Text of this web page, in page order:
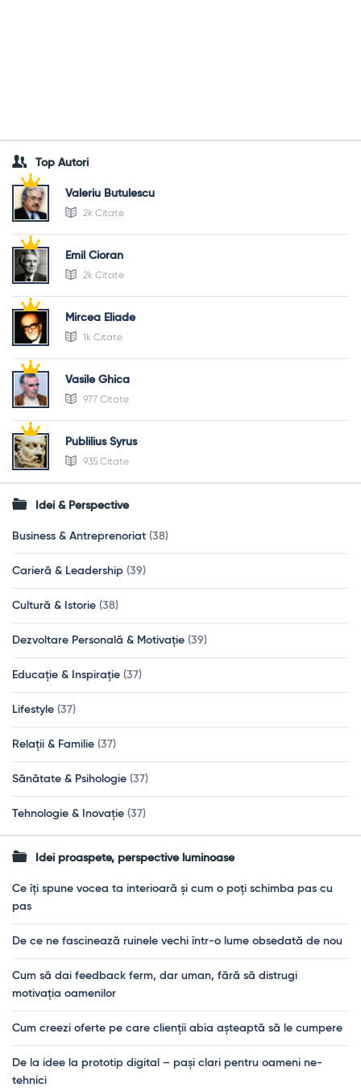
Top Autori
Valeriu Butulescu
2k Citate
Emil Cioran
2k Citate
Mircea Eliade
1k Citate
Vasile Ghica
977 Citate
Publilius Syrus
935 Citate
Idei & Perspective
Business & Antreprenoriat (38)
Carieră & Leadership (39)
Cultură & Istorie (38)
Dezvoltare Personală & Motivație (39)
Educație & Inspirație (37)
Lifestyle (37)
Relații & Familie (37)
Sănătate & Psihologie (37)
Tehnologie & Inovație (37)
Idei proaspete, perspective luminoase
Ce îți spune vocea ta interioară și cum o poți schimba pas cu
pas
De ce ne fascinează ruinele vechi într-o lume obsedată de nou
Cum să dai feedback ferm, dar uman, fără să distrugi
motivația oamenilor
Cum creezi oferte pe care clienții abia așteaptă să le cumpere
De la idee la prototip digital – pași clari pentru oameni ne-
tehnici